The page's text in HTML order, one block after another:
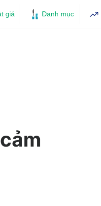
giá Danh mục